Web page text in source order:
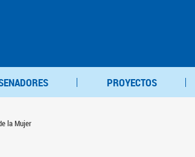
PROYECTOS
la Mujer